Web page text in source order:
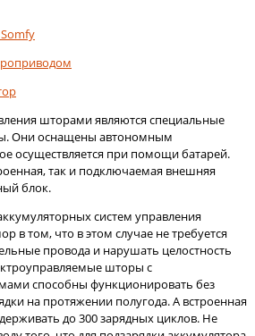
шторами являются специальные
Они оснащены автономным
осуществляется при помощи батарей.
так и подключаемая внешняя
блок.
систем управления
в том, что в этом случае не требуется
провода и нарушать целостность
шторы с
способны функционировать без
на протяжении полугода. А встроенная
до 300 зарядных циклов. Не